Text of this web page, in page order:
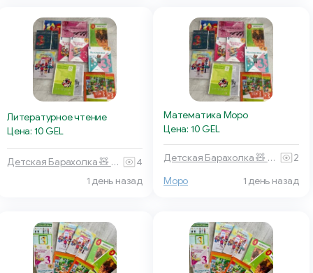
Литературное чтение
Цена: 10 GEL
Детская Барахолка 🧸 Батуми
4
1 день назад
Математика Моро
Цена: 10 GEL
Детская Барахолка 🧸 Батуми
2
Моро
1 день назад